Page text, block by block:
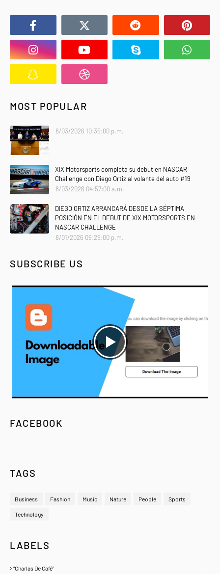
MOST POPULAR
8/03/2026 10:35:00 p.m.
XIX Motorsports completa su debut en NASCAR
Challenge con Diego Ortiz al volante del auto #19
8/03/2026 04:57:00 a.m.
DIEGO ORTIZ ARRANCARÁ DESDE LA SÉPTIMA
POSICIÓN EN EL DEBUT DE XIX MOTORSPORTS EN
NASCAR CHALLENGE
8/01/2026 09:29:00 p.m.
SUBSCRIBE US
FACEBOOK
TAGS
Business Fashion Music Nature People Sports
Technology
LABELS
"Charlas De Café"